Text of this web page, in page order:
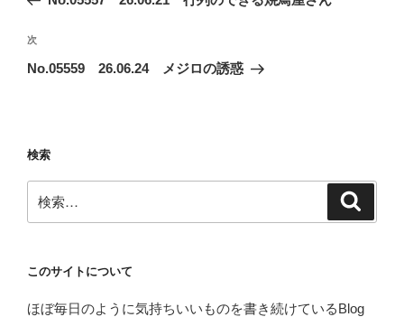
ナ
ビ
ゲ
ン
稿
次
の
次
No.05559 26.06.24 メジロの誘惑
検索
索:
このサイトについて
ほぼ毎日のように気持ちいいものを書き続けているBlog